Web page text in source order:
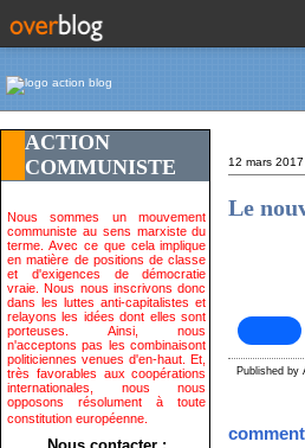
ACTION
COMMUNISTE
Nous sommes un mouvement
communiste au sens marxiste du
terme. Avec ce que cela implique
en matière de positions de classe
et d'exigences de démocratie
vraie. Nous nous inscrivons donc
dans les luttes anti-capitalistes et
relayons les idées dont elles sont
porteuses. Ainsi, nous
n'acceptons pas les combinaisont
politiciennes venues d'en-haut. Et,
très favorables aux coopérations
internationales, nous nous
opposons résolument à toute
constitution européenne.
12 mars 2017
Le
Published by